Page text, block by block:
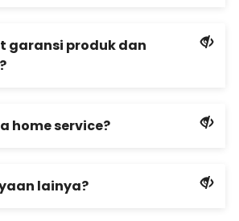
garansi produk dan
home service?
lainya?